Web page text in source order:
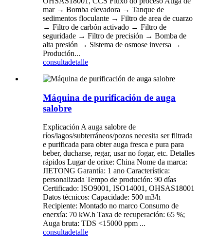
mar → Bomba elevadora → Tanque de
sedimentos floculante → Filtro de area de cuarzo
→ Filtro de carbón activado → Filtro de
seguridade → Filtro de precisión → Bomba de
alta presión → Sistema de osmose inversa →
Produción...
consultadetalle
Máquina de purificación de auga
salobre
Explicación A auga salobre de
ríos/lagos/subterráneos/pozos necesita ser filtrada
e purificada para obter auga fresca e pura para
beber, ducharse, regar, usar no fogar, etc. Detalles
rápidos Lugar de orixe: China Nome da marca:
JIETONG Garantía: 1 ano Característica:
personalizada Tempo de produción: 90 días
Certificado: ISO9001, ISO14001, OHSAS18001
Datos técnicos: Capacidade: 500 m3/h
Recipiente: Montado no marco Consumo de
enerxía: 70 kW.h Taxa de recuperación: 65 %;
Auga bruta: TDS <15000 ppm ...
consultadetalle